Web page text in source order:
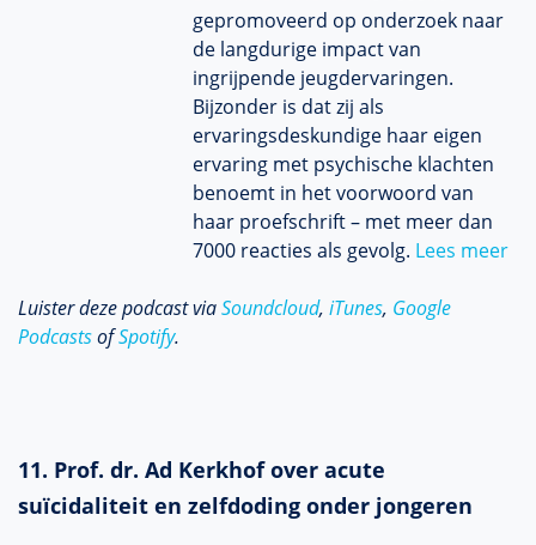
gepromoveerd op onderzoek naar
de langdurige impact van
ingrijpende jeugdervaringen.
Bijzonder is dat zij als
ervaringsdeskundige haar eigen
ervaring met psychische klachten
benoemt in het voorwoord van
haar proefschrift – met meer dan
7000 reacties als gevolg. Lees meer
Luister deze podcast viaSoundcloud, iTunes, Google
PodcastsofSpotify.
11. Prof. dr. Ad Kerkhof over acute
suïcidaliteit en zelfdoding onder jongeren